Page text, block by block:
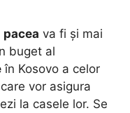
pacea va fi și mai
buget al
în Kosovo a celor
vor asigura
la casele lor. Se